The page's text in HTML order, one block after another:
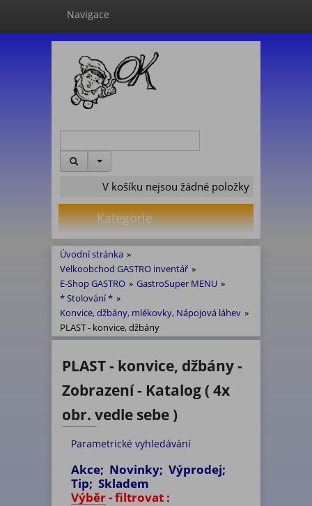
Navigace
V košíku nejsou žádné položky
Kategorie
Úvodní stránka »
Velkoobchod GASTRO inventář »
E-Shop GASTRO » GastroSuper MENU »
* Stolování * »
Konvice, džbány, mlékovky, Nápojová láhev »
PLAST - konvice, džbány
PLAST - konvice, džbány -
Zobrazení - Katalog ( 4x
obr. vedle sebe )
Parametrické vyhledávání
Akce; Novinky; Výprodej;
Tip; Skladem
Výběr - filtrovat :